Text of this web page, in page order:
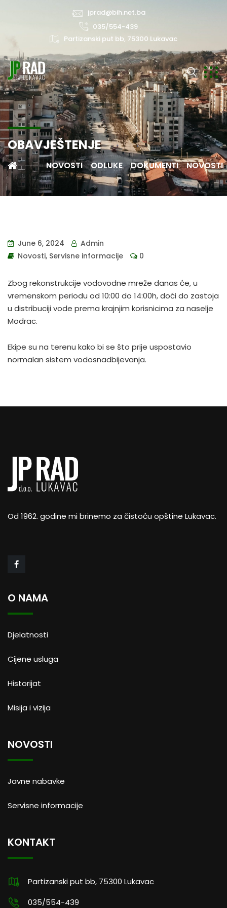
jprad@bih.net.ba
035/554-439
Partizanski put bb, 75300 Lukavac
OBAVJEŠTENJE
NOVOSTI ODLUKE DOKUMENTI NOVOSTI
June 6, 2024
Admin
Novosti, Servisne informacije 0
Zbog rekonstrukcije vodovodne mreže danas će, u
vremenskom periodu od 10:00 do 14:00h, doći do zastoja
u distribuciji vode prema krajnjim korisnicima za naselje
Modrac.
Ekipe su na terenu kako bi se što prije uspostavio
normalan sistem vodosnadbijevanja.
Od 1962. godine mi brinemo za čistoću opštine Lukavac.
O NAMA
Djelatnosti
Cijene usluga
Historijat
Misija i vizija
NOVOSTI
Javne nabavke
Servisne informacije
KONTAKT
Partizanski put bb, 75300 Lukavac
035/554-439